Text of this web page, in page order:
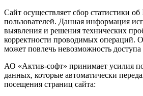
Сайт осуществляет сбор статистики об
пользователей. Данная информация
выявления и решения технических
корректности проводимых операций.
может повлечь невозможность доступа
АО «Актив-софт» принимает усилия
данных, которые автоматически
посещения страниц сайта: